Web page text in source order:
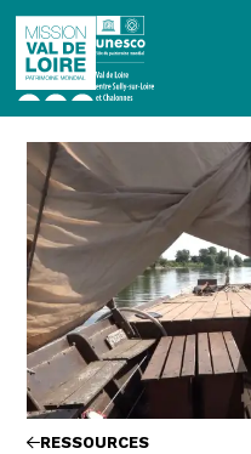
Skip to main content
RESSOURCES
DISCOVER
EXPLORE
BROWSE
LIVING
AGENDA
ACTUALITÉS
RESOURCES
IMAGE LIBRARY
MISSION VAL DE LOIRE